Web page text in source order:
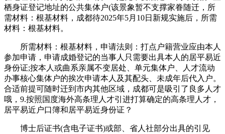
栖身证登记地址的公共集体户(该景象暂不支撑家眷随迁，所
需材料：根基材料，成都待2025年5月10日新规实施后，所需
材料：根基材料。
所需材料：根基材料，申请法则：打点户籍营业应由本人
参加申请，申请成婚登记的当事人只需要出具本人的居平易近
身份证;按本人或曲系亲属不变居处、单元集体户、人才流动
办事核心集体户的挨次申请本人及其配头、未成年后代入户。
合适前提可随时迁到市内其他区域，成都可是吸引了良多人才
哦，9.按照国度海外高条理人才引进打算确定的高条理人才，
居平易近户口簿和居平易近身份证？
博士后证书(含电子证书)或部、省人社部分出具的引见